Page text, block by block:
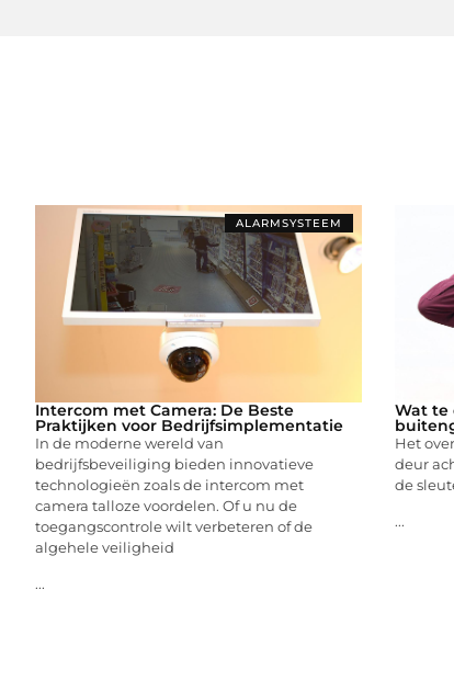
ALARMSYSTEEM
Intercom met Camera: De Beste
Praktijken voor Bedrijfsimplementatie
In de moderne wereld van
bedrijfsbeveiliging bieden innovatieve
technologieën zoals de intercom met
camera talloze voordelen. Of u nu de
toegangscontrole wilt verbeteren of de
algehele veiligheid
...
Wat te
Het
deur
de
...